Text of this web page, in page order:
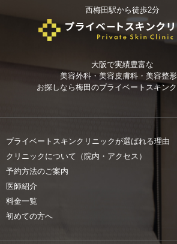
西梅田駅から徒歩2分
大阪で実績豊富な
美容外科・美容皮膚科・美容整
お探しなら梅田のプライベートスキン
プライベートスキンクリニックが選ばれる理由
クリニックについて（院内・アクセス）
予約方法のご案内
医師紹介
料金一覧
初めての方へ